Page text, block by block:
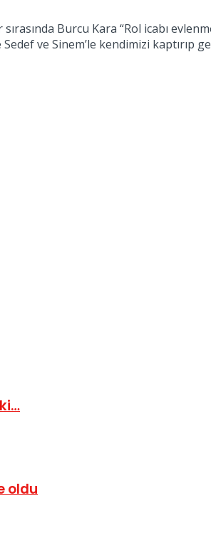
Burcu Kara “Rol icabı
ve Sinem’le kendimizi kaptırıp
oldu